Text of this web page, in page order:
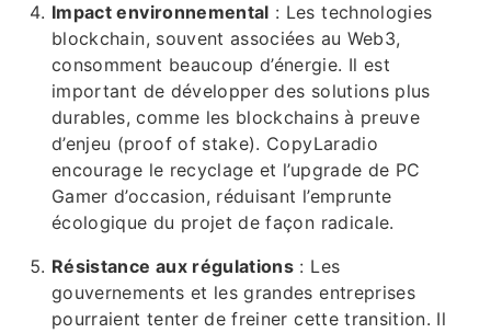
Impact environnemental : Les technologies
blockchain, souvent associées au Web3,
consomment beaucoup d’énergie. Il est
important de développer des solutions plus
durables, comme les blockchains à preuve
d’enjeu (proof of stake). CopyLaradio
encourage le recyclage et l’upgrade de PC
Gamer d’occasion, réduisant l’emprunte
écologique du projet de façon radicale.
Résistance aux régulations : Les
gouvernements et les grandes entreprises
pourraient tenter de freiner cette transition. Il